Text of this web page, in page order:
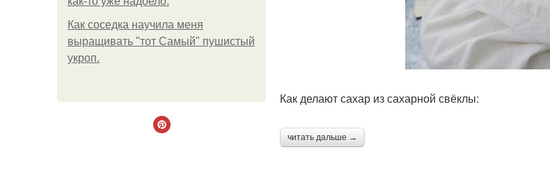
Как соседка научила меня
выращивать "тот Самый" пушистый
укроп.
Как делают сахар из сахарной свёклы:
читать дальше →